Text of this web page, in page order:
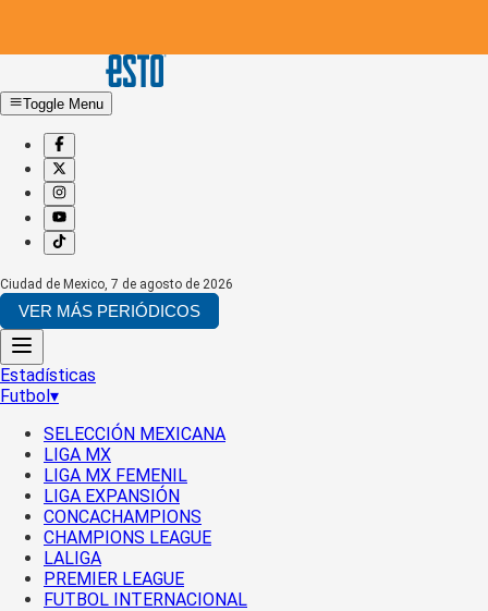
Toggle Menu
Ciudad de Mexico, 7 de agosto de 2026
VER MÁS PERIÓDICOS
Estadísticas
Futbol▾
SELECCIÓN MEXICANA
LIGA MX
LIGA MX FEMENIL
LIGA EXPANSIÓN
CONCACHAMPIONS
CHAMPIONS LEAGUE
LALIGA
PREMIER LEAGUE
FUTBOL INTERNACIONAL